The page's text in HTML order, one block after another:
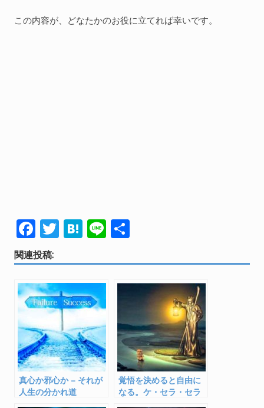
この内容が、どなたかのお役に立てれば幸いです。
F
ac
e
b
o
o
k
T
itt
er
H
e
n
a
Li
e
関連投稿:
真心か邪心か – それが
人生の分かれ道
覚悟を決めると自由に
なる。ケ・セラ・セラ